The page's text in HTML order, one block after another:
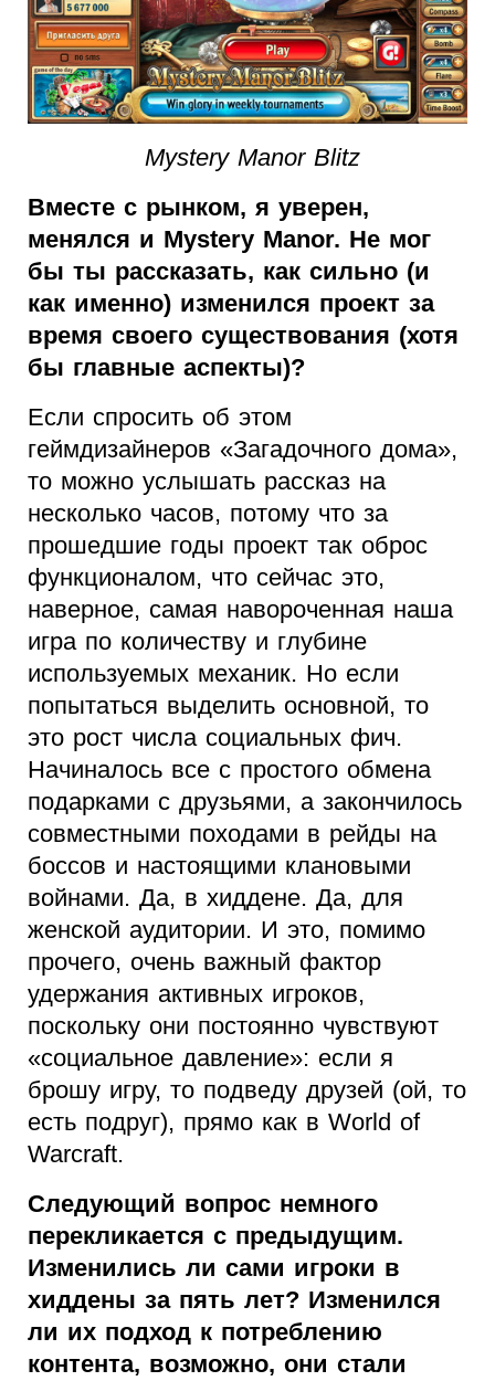
Mystery Manor Blitz
Вместе с рынком, я уверен,
менялся и Mystery Manor. Не мог
бы ты рассказать, как сильно (и
как именно) изменился проект за
время своего существования (хотя
бы главные аспекты)?
Если спросить об этом
геймдизайнеров «Загадочного дома»,
то можно услышать рассказ на
несколько часов, потому что за
прошедшие годы проект так оброс
функционалом, что сейчас это,
наверное, самая навороченная наша
игра по количеству и глубине
используемых механик. Но если
попытаться выделить основной, то
это рост числа социальных фич.
Начиналось все с простого обмена
подарками с друзьями, а закончилось
совместными походами в рейды на
боссов и настоящими клановыми
войнами. Да, в хиддене. Да, для
женской аудитории. И это, помимо
прочего, очень важный фактор
удержания активных игроков,
поскольку они постоянно чувствуют
«социальное давление»: если я
брошу игру, то подведу друзей (ой, то
есть подруг), прямо как в World of
Warcraft.
Следующий вопрос немного
перекликается с предыдущим.
Изменились ли сами игроки в
хиддены за пять лет? Изменился
ли их подход к потреблению
контента, возможно, они стали